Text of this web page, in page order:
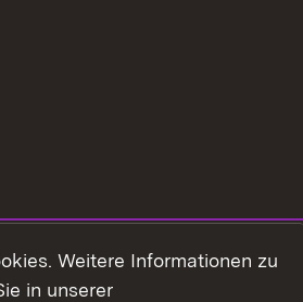
Weitere Informationen zu
in unserer